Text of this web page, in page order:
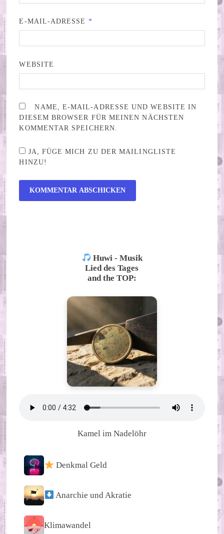
E-MAIL-ADRESSE *
WEBSITE
NAME, E-MAIL-ADRESSE UND WEBSITE IN
DIESEM BROWSER FÜR MEINEN NÄCHSTEN
KOMMENTAR SPEICHERN.
JA, FÜGE MICH ZU DER MAILINGLISTE
HINZU!
Huwi - Musik
Lied des Tages
and the TOP:
Kamel im Nadelöhr
Denkmal Geld
Anarchie und Akratie
Klimawandel